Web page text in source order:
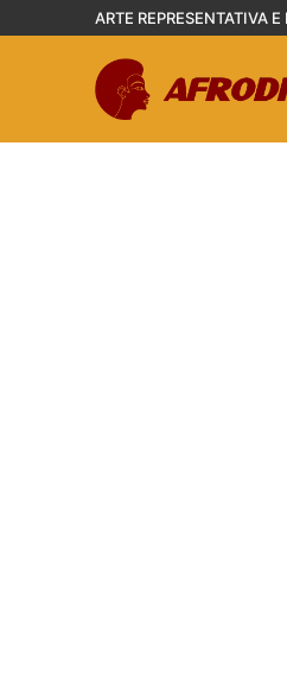
para
ARTE REPRESENTATIVA